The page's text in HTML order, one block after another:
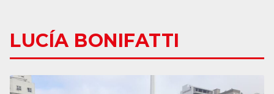
LUCÍA BONIFATTI